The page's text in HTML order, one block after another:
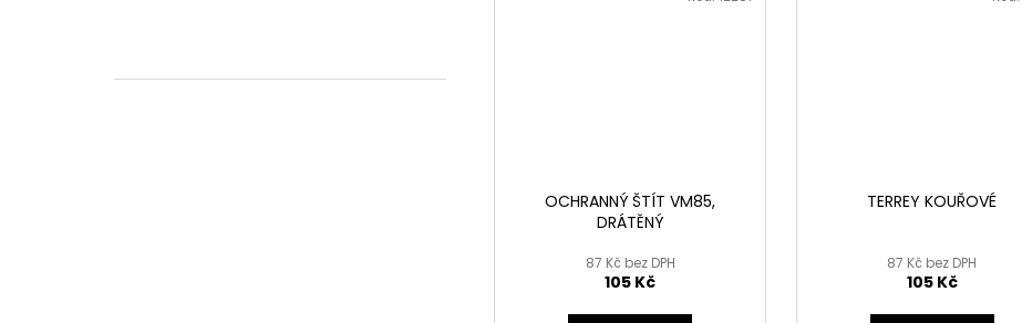
OCHRANNÝ ŠTÍT VM85,
DRÁTĚNÝ
87 Kč bez DPH
105 Kč
TERREY KOUŘOVÉ
87 Kč bez DPH
105 Kč